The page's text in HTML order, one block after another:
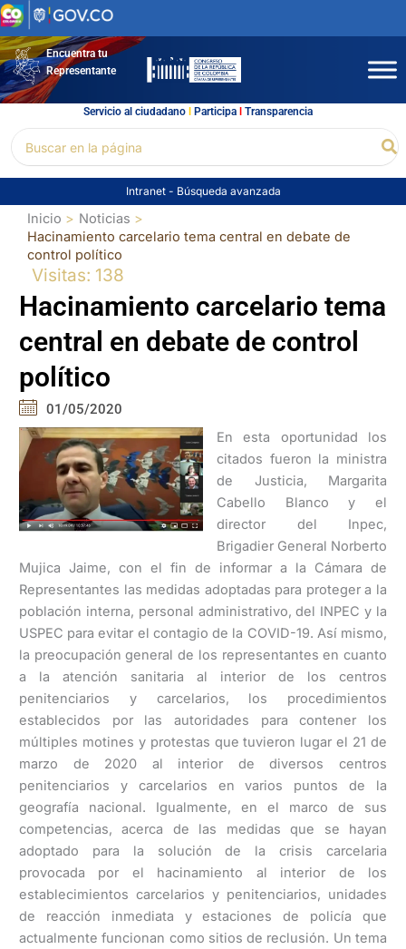
Ir
al
contenidoEncuentra tu
Representante
Servicio al ciudadano l Participal Transparencia
por:
Intranet - Búsqueda avanzada
Inicio
Noticias
Hacinamiento carcelario tema central en debate de
control político
Visitas: 138
Hacinamiento carcelario tema
central en debate de control
político
01/05/2020
En esta oportunidad los
citados fueron la ministra
de Justicia, Margarita
Cabello Blanco y el
director del Inpec,
Brigadier General Norberto
Mujica Jaime, con el fin de informar a la Cámara de
Representantes las medidas adoptadas para proteger a la
población interna, personal administrativo, del INPEC y la
USPEC para evitar el contagio de la COVID-19. Así mismo,
la preocupación general de los representantes en cuanto
a la atención sanitaria al interior de los centros
penitenciarios y carcelarios, los procedimientos
establecidos por las autoridades para contener los
múltiples motines y protestas que tuvieron lugar el 21 de
marzo de 2020 al interior de diversos centros
penitenciarios y carcelarios en varios puntos de la
geografía nacional. Igualmente, en el marco de sus
competencias, acerca de las medidas que se hayan
adoptado para la solución de la crisis carcelaria
provocada por el hacinamiento al interior de los
establecimientos carcelarios y penitenciarios, unidades
de reacción inmediata y estaciones de policía que
actualmente funcionan como sitios de reclusión. Un tema